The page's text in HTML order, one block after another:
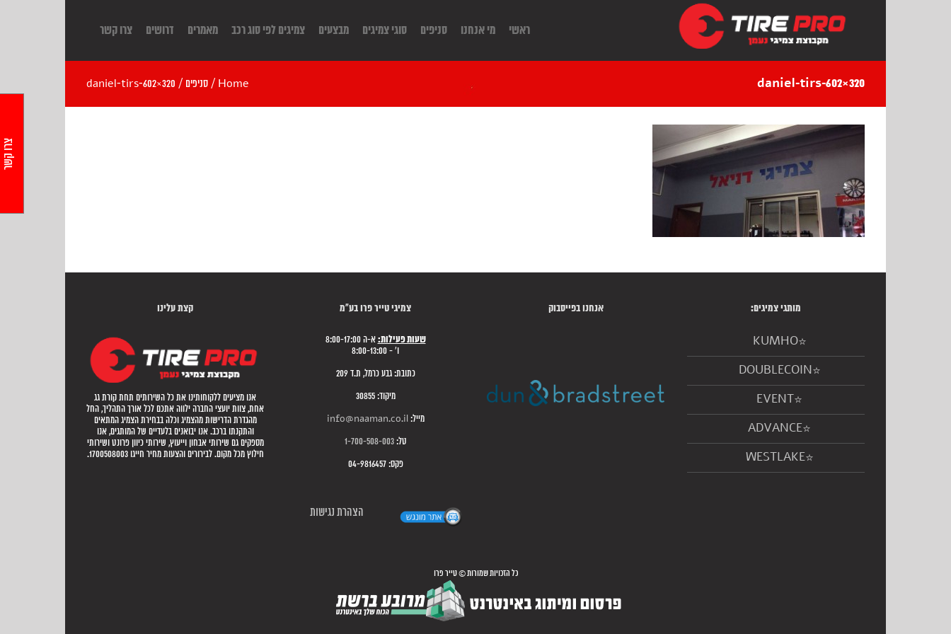
ראשי מי אנחנו סניפים סוגי צמיגים מבצעים צמיגים לפי סוג רכב מאמרים דרושים צרו קשר
daniel-tirs-602×320
Home
/ סניפים /
daniel-tirs-602×320
מותגי צמיגים:
KUMHO
DOUBLECOIN
EVENT
ADVANCE
WESTLAKE
אנחנו בפייסבוק צמיגי טייר פרו בע"מ
שעות פעילות: א-ה 8:00-17:00
ו' - 8:00-13:00
כתובת: גבע כרמל, ת.ד 209
מיקוד: 30855
מייל:info@naaman.co.il
טל:1-700-508-003
פקס: 04-9816457
הצהרת נגישות
קצת עלינו
אנו מציעים ללקוחותינו את כל השירותים תחת קורת גג
אחת, צוות יועצי החברה ילווה אתכם לכל אורך התהליך, החל
מהגדרת הדרישות מהצמיג וכלה בבחירת הצמיג המתאים
והתקנתו ברכב. אנו יבואנים בלעדיים של המותגים, אנו
מספקים גם שירותי אבחון וייעוץ, שירותי כיוון פרונט ושירותי
חילוץ מכל מקום. לבירורים והצעות מחיר חייגו 1700508003.
כל הזכויות שמורות © טייר פרו
צרו קשר